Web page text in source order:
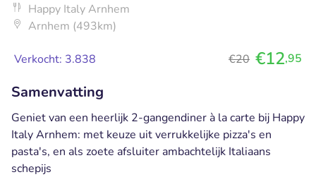
Happy Italy Arnhem
Arnhem (493km)
Verkocht: 3.838 €20 €12,95
Samenvatting
Geniet van een heerlijk 2-gangendiner à la carte bij Happy
Italy Arnhem: met keuze uit verrukkelijke pizza's en
pasta's, en als zoete afsluiter ambachtelijk Italiaans
schepijs